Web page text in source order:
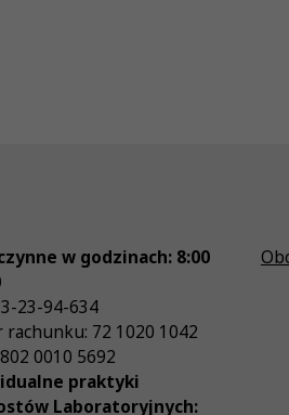
w godzinach: 8:00
23-94-634
rachunku: 72 1020 1042
0010 5692
praktyki
Laboratoryjnych: